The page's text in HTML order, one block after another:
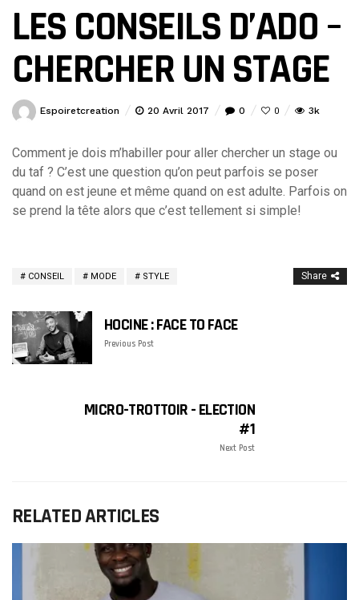
LES CONSEILS D’ADO –
CHERCHER UN STAGE
Espoiretcreation 20 Avril 2017 0 0 3k
Comment je dois m’habiller pour aller chercher un stage ou
du taf ? C’est une question qu’on peut parfois se poser
quand on est jeune et même quand on est adulte. Parfois on
se prend la tête alors que c’est tellement si simple!
CONSEIL MODE STYLE Share
HOCINE : FACE TO FACE
Previous Post
MICRO-TROTTOIR - ELECTION
#1
Next Post
RELATED ARTICLES